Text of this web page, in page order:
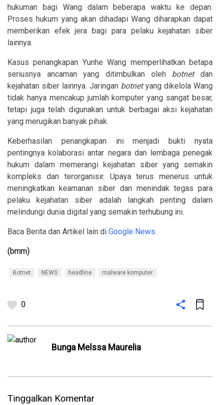
hukuman bagi Wang dalam beberapa waktu ke depan.
Proses hukum yang akan dihadapi Wang diharapkan dapat
memberikan efek jera bagi para pelaku kejahatan siber
lainnya.
Kasus penangkapan Yunhe Wang memperlihatkan betapa
seriusnya ancaman yang ditimbulkan olehbotnetdan
kejahatan siber lainnya. Jaringan botnetyang dikelola Wang
tidak hanya mencakup jumlah komputer yang sangat besar,
tetapi juga telah digunakan untuk berbagai aksi kejahatan
yang merugikan banyak pihak.
Keberhasilan penangkapan ini menjadi bukti nyata
pentingnya kolaborasi antar negara dan lembaga penegak
hukum dalam memerangi kejahatan siber yang semakin
kompleks dan terorganisir. Upaya terus menerus untuk
meningkatkan keamanan siber dan menindak tegas para
pelaku kejahatan siber adalah langkah penting dalam
melindungi dunia digital yang semakin terhubung ini.
Baca Berita dan Artikel lain di Google News.
(bmm)
Botnet NEWS headline malware komputer
0
Bunga Melssa Maurelia
Tinggalkan Komentar